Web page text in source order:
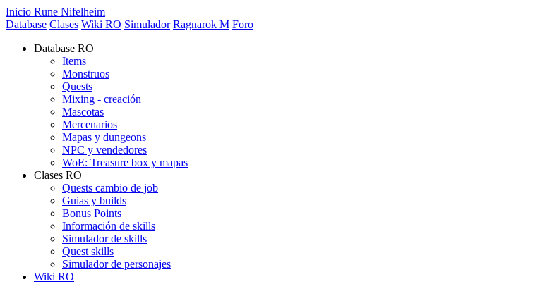
Inicio Rune Nifelheim
Database Clases Wiki RO Simulador Ragnarok M Foro
Database RO
Items
Monstruos
Quests
Mixing - creación
Mascotas
Mercenarios
Mapas y dungeons
NPC y vendedores
WoE: Treasure box y mapas
Clases RO
Quests cambio de job
Guias y builds
Bonus Points
Información de skills
Simulador de skills
Quest skills
Simulador de personajes
Wiki RO